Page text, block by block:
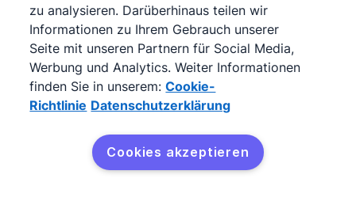
bedienen. Pipedrive ist eines dieser Werkzeuge,
über die man nicht groß nachdenkt — man
benutzt es einfach, weil man schlicht keinen
Anlass hat zu überlegen, es irgendwie anders zu
machen. Das ist eines der höchsten
zu analysieren. Darüberhinaus teilen wir
Informationen zu Ihrem Gebrauch unserer
Seite mit unseren Partnern für Social Media,
Werbung und Analytics. Weiter Informationen
finden Sie in unserem: Cookie-
Richtlinie Datenschutzerklärung
Cookies akzeptieren